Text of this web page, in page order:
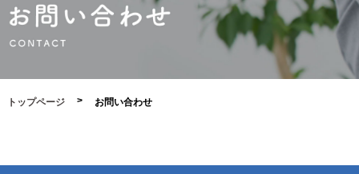
トップページ お問い合わせ